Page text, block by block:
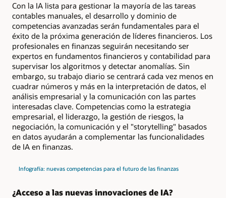
Con la IA lista para gestionar la mayoría de las tareas
contables manuales, el desarrollo y dominio de
competencias avanzadas serán fundamentales para el
éxito de la próxima generación de líderes financieros. Los
profesionales en finanzas seguirán necesitando ser
expertos en fundamentos financieros y contabilidad para
supervisar los algoritmos y detectar anomalías. Sin
embargo, su trabajo diario se centrará cada vez menos en
cuadrar números y más en la interpretación de datos, el
análisis empresarial y la comunicación con las partes
interesadas clave. Competencias como la estrategia
empresarial, el liderazgo, la gestión de riesgos, la
negociación, la comunicación y el "storytelling" basados
en datos ayudarán a complementar las funcionalidades
de IA en finanzas.
Infografía: nuevas competencias para el futuro de las finanzas
¿Acceso a las nuevas innovaciones de IA?